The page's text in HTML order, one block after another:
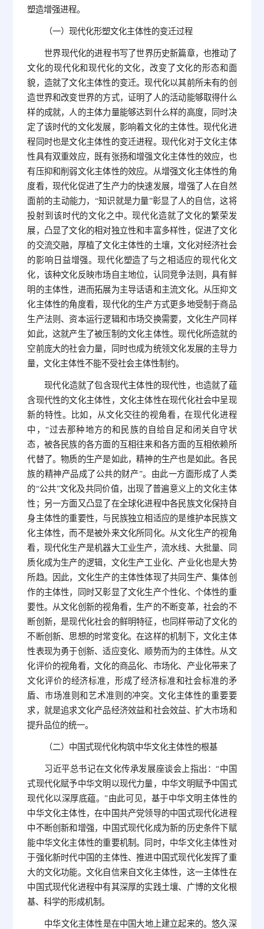
塑造增强进程。
（一）现代化形塑文化主体性的变迁过程
世界现代化的进程书写了世界历史新篇章，也推动了
文化的现代化和现代化的文化，改变了文化的形态和面
貌，造就了文化主体性的变迁。现代化以其前所未有的创
造世界和改变世界的方式，证明了人的活动能够取得什么
样的成就，人的主体力量能够达到什么样的高度，同时决
定了该时代的文化发展，影响着文化的主体性。现代化进
程同时也是文化主体性的变迁进程。现代化对于文化主体
性具有双重效应，既有张扬和增强文化主体性的效应，也
有压抑和削弱文化主体性的效应。从增强文化主体性的角
度看，现代化促进了生产力的快速发展，增强了人在自然
面前的主动能力，“知识就是力量”彰显了人的自信，这将
投射到该时代的文化之中。现代化造就了文化的繁荣发
展，凸显了文化的相对独立性和丰富多样性，促进了文化
的交流交融，厚植了文化主体性的土壤，文化对经济社会
的影响日益增强。现代化塑造了与之相适应的现代化文
化，该种文化反映市场自主地位，认同竞争法则，具有鲜
明的主体性，进而拓展为主导话语和主流文化。从压抑文
化主体性的角度看，现代化的生产方式更多地受制于商品
生产法则、资本运行逻辑和市场交换需要，文化生产同样
如此，这就产生了被压制的文化主体性。现代化所造就的
空前庞大的社会力量，同时也成为统领文化发展的主导力
量，文化主体性不能不受社会主体性制约。
现代化造就了包含现代主体性的现代性，也造就了蕴
含现代性的文化主体性，文化主体性在现代化社会中呈现
新的特性。比如，从文化交往的视角看，在现代化进程
中，“过去那种地方的和民族的自给自足和闭关自守状
态，被各民族的各方面的互相往来和各方面的互相依赖所
代替了。物质的生产是如此，精神的生产也是如此。各民
族的精神产品成了公共的财产”。由此一方面形成了人类
的“公共”文化及共同价值，出现了普遍意义上的文化主体
性；另一方面又凸显了在全球化进程中各民族文化保持自
身主体性的重要性，与民族独立相适应的是维护本民族文
化主体性，而不是被外来文化所同化。从文化生产的视角
看，现代化生产是机器大工业生产，流水线、大批量、同
质化成为生产的逻辑，文化生产工业化、产业化也是大势
所趋。因此，文化生产的主体性体现了共同生产、集体创
作的主体性，同时又彰显了文化生产个性化、个体性的重
要性。从文化创新的视角看，生产的不断变革，社会的不
断创新，是现代化社会的鲜明特征，也同样带动了文化的
不断创新、思想的时常变化。在这样的机制下，文化主体
性表现为勇于创新、适应变化、顺势而为的主体性。从文
化评价的视角看，文化的商品化、市场化、产业化带来了
文化评价的经济标准，形成了经济标准和社会标准的矛
盾、市场准则和艺术准则的冲突。文化主体性的重要要
求，就是追求文化产品经济效益和社会效益、扩大市场和
提升品位的统一。
（二）中国式现代化构筑中华文化主体性的根基
习近平总书记在文化传承发展座谈会上指出：“中国
式现代化赋予中华文明以现代力量，中华文明赋予中国式
现代化以深厚底蕴。”由此可见，基于中华文明主体性的
中华文化主体性，在中国共产党领导的中国式现代化进程
中不断创新和增强，中国式现代化成为新的历史条件下赋
能中华文化主体性的重要机制。同时，中华文化主体性对
于强化新时代中国的主体性、推进中国式现代化发挥了重
大的文化功能。文化自信来自文化主体性，这一主体性在
中国式现代化进程中有其深厚的实践土壤、广博的文化根
基、科学的形成机制。
中华文化主体性是在中国大地上建立起来的。悠久深